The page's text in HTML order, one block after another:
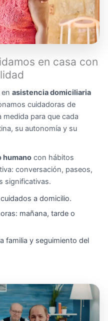
en casa con
asistencia domiciliaria
cuidadoras de
para que cada
su autonomía y su
humano con hábitos
conversación, paseos,
significativas.
a domicilio.
mañana, tarde o
familia y seguimiento del